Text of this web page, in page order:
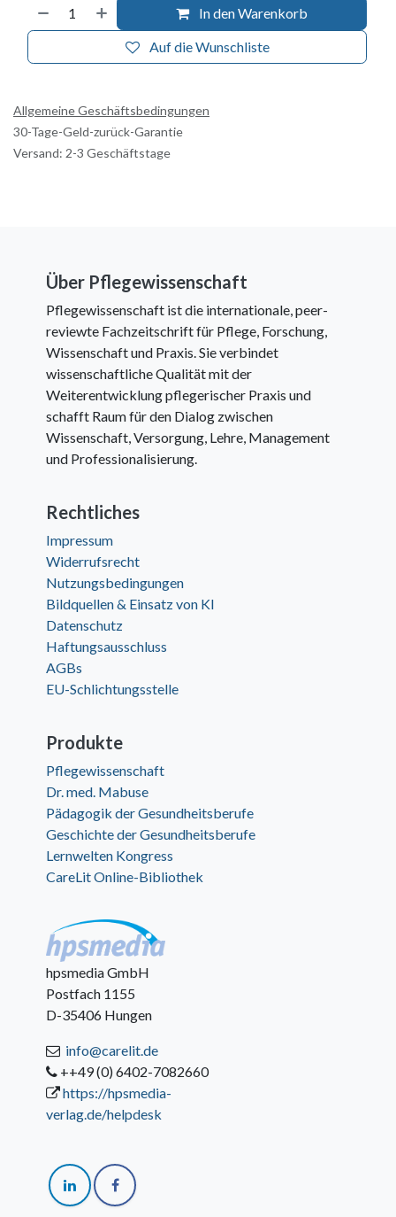
In den Warenkorb
Auf die Wunschliste
Allgemeine Geschäftsbedingungen
30-Tage-Geld-zurück-Garantie
Versand: 2-3 Geschäftstage
Über Pflegewissenschaft
Pflegewissenschaft ist die internationale, peer-
reviewte Fachzeitschrift für Pflege, Forschung,
Wissenschaft und Praxis. Sie verbindet
wissenschaftliche Qualität mit der
Weiterentwicklung pflegerischer Praxis und
schafft Raum für den Dialog zwischen
Wissenschaft, Versorgung, Lehre, Management
und Professionalisierung.
Rechtliches
Impressum
Widerrufsrecht
Nutzungsbedingungen
Bildquellen & Einsatz von KI
Datenschutz
Haftungsausschluss
AGBs
EU-Schlichtungsstelle
Produkte
Pflegewissenschaft
Dr. med. Mabuse
Pädagogik der Gesundheitsberufe
Geschichte der Gesundheitsberufe
Lernwelten Kongress
CareLit Online-Bibliothek
hpsmedia GmbH
Postfach 1155
D-35406 Hungen
info@carelit.de
++49 (0) 6402-7082660
https://hpsmedia-
verlag.de/helpdesk